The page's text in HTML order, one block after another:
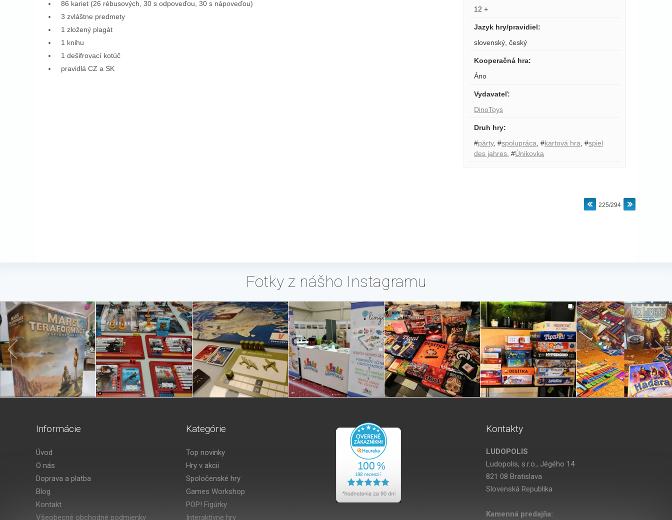
86 kariet (26 rébusových, 30 s odpoveďou, 30 s nápoveďou)
3 zvláštne predmety
1 zložený plagát
1 knihu
1 dešifrovací kotúč
pravidlá CZ a SK
12 +
Jazyk hry/pravidiel:
slovenský ,český
Kooperačná hra:
Áno
Vydavateľ:
DinoToys
Druh hry:
#párty,#spolupráca ,#kartová hra ,#spiel
des jahres ,#Únikovka
225/294
Fotky z nášho Instagramu
Informácie
Úvod
O nás
Doprava a platba
Blog
Kontakt
Všeobecné obchodné podmienky
Kategórie
Top novinky
Hry v akcii
Spoločenské hry
Games Workshop
POP! Figúrky
Interaktívne hry
Kontakty
LUDOPOLIS
Ludopolis, s.r.o., Jégého 14
821 08 Bratislava
Slovenská Republika
Kamenná predajňa: